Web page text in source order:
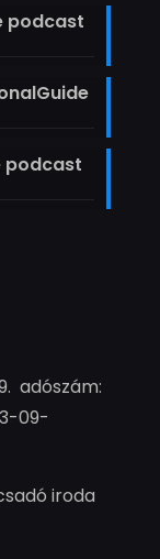
podcast
podcast
adószám:
09-
iroda